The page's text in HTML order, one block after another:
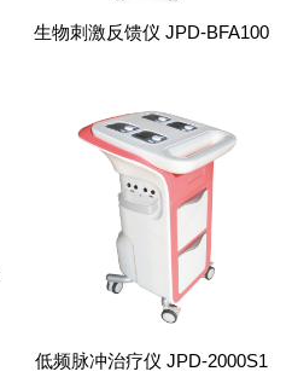
生物刺激反馈仪 JPD-BFA100
低频脉冲治疗仪 JPD-2000S1